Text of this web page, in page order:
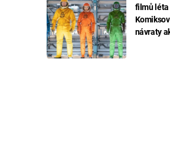
filmů léta
návraty